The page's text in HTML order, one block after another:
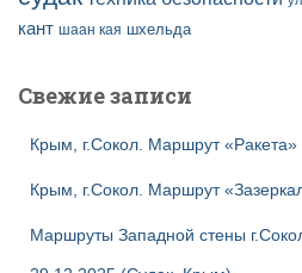
кант шаан кая шхельда
Свежие записи
Крым, г.Сокол. Маршрут «Ракета»
Крым, г.Сокол. Маршрут
Маршруты Западной стены